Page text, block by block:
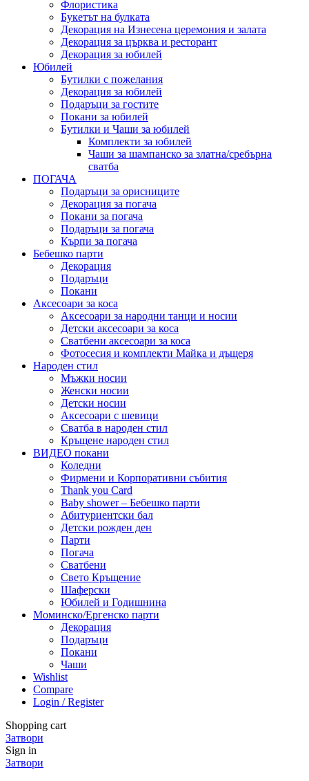
Флористика
Букетът на булката
Декорация на Изнесена церемония и залата
Декорация за църква и ресторант
Декорация за юбилей
Юбилей
Бутилки с пожелания
Декорация за юбилей
Подаръци за гостите
Покани за юбилей
Бутилки и Чаши за юбилей
Комплекти за юбилей
Чаши за шампанско за златна/сребърна
сватба
ПОГАЧА
Подаръци за орисниците
Декорация за погача
Покани за погача
Подаръци за погача
Кърпи за погача
Бебешко парти
Декорация
Подаръци
Покани
Аксесоари за коса
Аксесоари за народни танци и носии
Детски аксесоари за коса
Сватбени аксесоари за коса
Фотосесия и комплекти Майка и дъщеря
Народен стил
Мъжки носии
Женски носии
Детски носии
Аксесоари с шевици
Сватба в народен стил
Кръщене народен стил
ВИДЕО покани
Коледни
Фирмени и Корпоративни събития
Thank you Card
Baby shower – Бебешко парти
Абитуриентски бал
Детски рожден ден
Парти
Погача
Сватбени
Свето Кръщение
Шаферски
Юбилей и Годишнина
Моминско/Ергенско парти
Декорация
Подаръци
Покани
Чаши
Wishlist
Compare
Login / Register
Shopping cart
Затвори
Sign in
Затвори